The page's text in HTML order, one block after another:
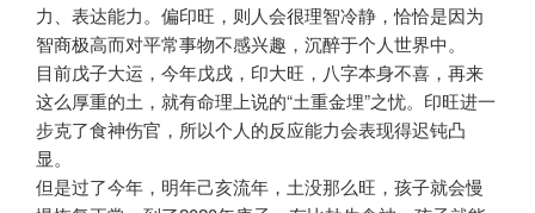
力、表达能力。偏印旺，则人会很理智冷静，恰恰是因为
智商极高而对平常事物不感兴趣，沉醉于个人世界中。
目前戊子大运，今年戊戌，印大旺，八字本身不喜，再来
这么厚重的土，就有命理上说的“土重金埋”之忧。印旺进一
步克了食神伤官，所以个人的反应能力会表现得迟钝凸
显。
但是过了今年，明年己亥流年，土没那么旺，孩子就会慢